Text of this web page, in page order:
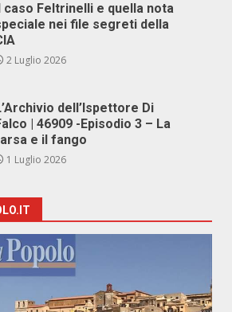
caso Feltrinelli e quella nota
nei file segreti della
2 Luglio 2026
dell’Ispettore Di
| 46909 -Episodio 3 – La
e il fango
1 Luglio 2026